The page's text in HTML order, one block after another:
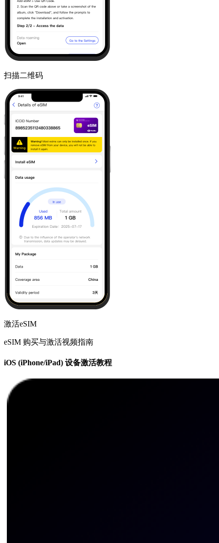
扫描二维码
激活eSIM
eSIM 购买与激活视频指南
iOS (iPhone/iPad) 设备激活教程